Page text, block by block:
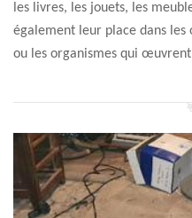
les livres, les jouets, les
également leur place dans les
ou les organismes qui